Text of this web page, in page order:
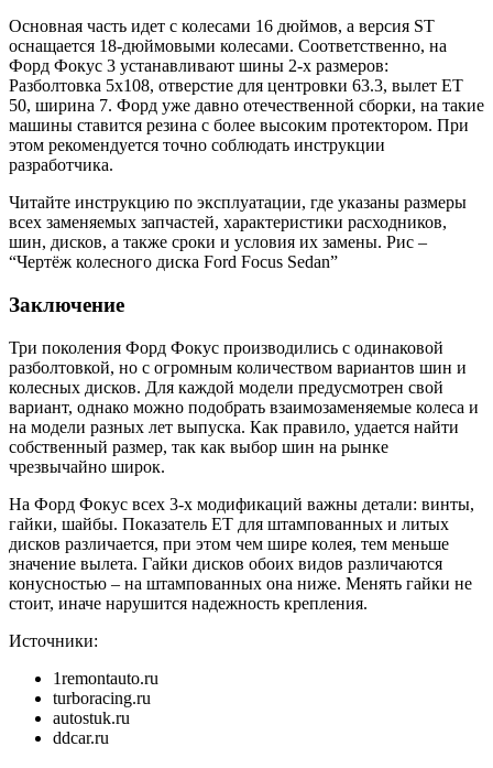
Основная часть идет с колесами 16 дюймов, а версия ST
оснащается 18-дюймовыми колесами. Соответственно, на
Форд Фокус 3 устанавливают шины 2-х размеров:
Разболтовка 5х108, отверстие для центровки 63.3, вылет ET
50, ширина 7. Форд уже давно отечественной сборки, на такие
машины ставится резина с более высоким протектором. При
этом рекомендуется точно соблюдать инструкции
разработчика.
Читайте инструкцию по эксплуатации, где указаны размеры
всех заменяемых запчастей, характеристики расходников,
шин, дисков, а также сроки и условия их замены. Рис –
“Чертёж колесного диска Ford Focus Sedan”
Заключение
Три поколения Форд Фокус производились с одинаковой
разболтовкой, но с огромным количеством вариантов шин и
колесных дисков. Для каждой модели предусмотрен свой
вариант, однако можно подобрать взаимозаменяемые колеса и
на модели разных лет выпуска. Как правило, удается найти
собственный размер, так как выбор шин на рынке
чрезвычайно широк.
На Форд Фокус всех 3-х модификаций важны детали: винты,
гайки, шайбы. Показатель ET для штампованных и литых
дисков различается, при этом чем шире колея, тем меньше
значение вылета. Гайки дисков обоих видов различаются
конусностью – на штампованных она ниже. Менять гайки не
стоит, иначе нарушится надежность крепления.
Источники:
1remontauto.ru
turboracing.ru
autostuk.ru
ddcar.ru